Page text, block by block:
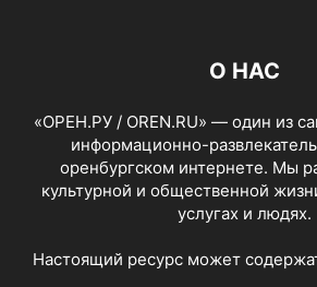
О НАС
«ОРЕН.РУ / OREN.RU» — один из
информационно-
оренбургском интернете. Мы
культурной и общественной
услугах и людях.
Настоящий ресурс может